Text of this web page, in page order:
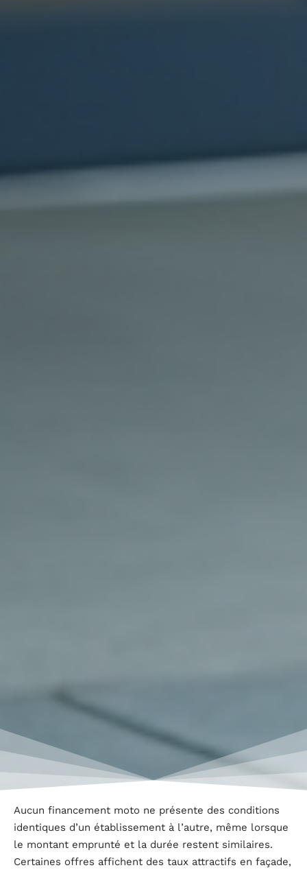
Aucun financement moto ne présente des conditions
identiques d’un établissement à l’autre, même lorsque
le montant emprunté et la durée restent similaires.
Certaines offres affichent des taux attractifs en façade,